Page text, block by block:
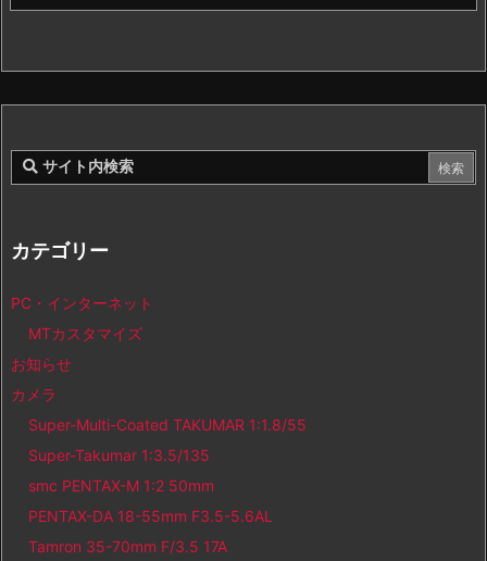
カテゴリー
PC・インターネット
MTカスタマイズ
お知らせ
カメラ
Super-Multi-Coated TAKUMAR 1:1.8/55
Super-Takumar 1:3.5/135
smc PENTAX-M 1:2 50mm
PENTAX-DA 18-55mm F3.5-5.6AL
Tamron 35-70mm F/3.5 17A